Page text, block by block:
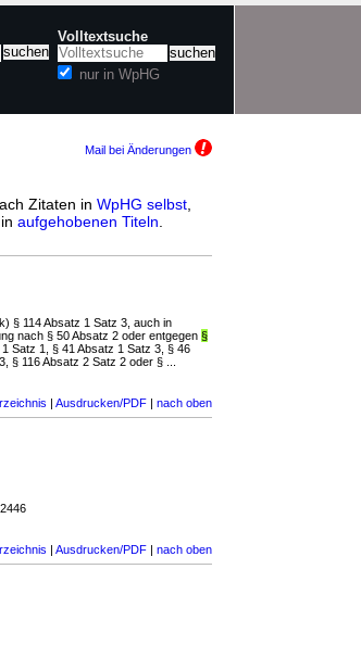
Volltextsuche
nur in WpHG
Mail bei Änderungen
Zitaten in WpHG selbst
aufgehobenen Titeln
k) § 114 Absatz 1 Satz 3, auch in
nach § 50 Absatz 2 oder entgegen §
Satz 1, § 41 Absatz 1 Satz 3, § 46
§ 116 Absatz 2 Satz 2 oder § ...
| Ausdrucken/PDF | nach oben
| Ausdrucken/PDF | nach oben